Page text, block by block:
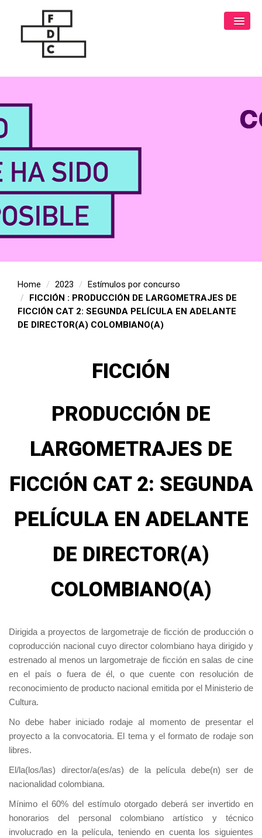
Home 2023
Estímulos por concurso
FICCIÓN : PRODUCCIÓN DE LARGOMETRAJES DE
FICCIÓN CAT 2: SEGUNDA PELÍCULA EN ADELANTE
DE DIRECTOR(A) COLOMBIANO(A)
FICCIÓN
PRODUCCIÓN DE
LARGOMETRAJES DE
FICCIÓN CAT 2: SEGUNDA
PELÍCULA EN ADELANTE
DE DIRECTOR(A)
COLOMBIANO(A)
Dirigida a proyectos de largometraje de ficción de producción o
coproducción nacional cuyo director colombiano haya dirigido y
estrenado al menos un largometraje de ficción en salas de cine
en el país o fuera de él, o que cuente con resolución de
reconocimiento de producto nacional emitida por el Ministerio de
Cultura.
No debe haber iniciado rodaje al momento de presentar el
proyecto a la convocatoria. El tema y el formato de rodaje son
libres.
El/la(los/las) director/a(es/as) de la película debe(n) ser de
nacionalidad colombiana.
Mínimo el 60% del estímulo otorgado deberá ser invertido en
honorarios del personal colombiano artístico y técnico
involucrado en la película, teniendo en cuenta los siguientes